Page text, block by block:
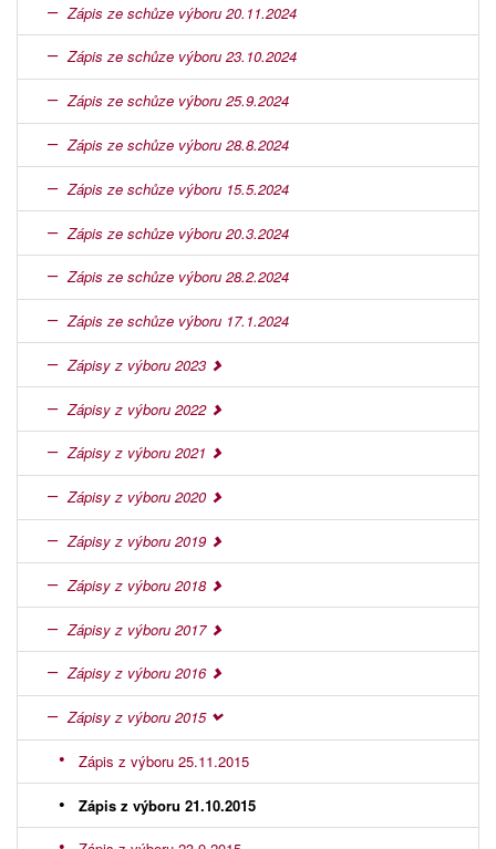
Zápis ze schůze výboru 20.11.2024
Zápis ze schůze výboru 23.10.2024
Zápis ze schůze výboru 25.9.2024
Zápis ze schůze výboru 28.8.2024
Zápis ze schůze výboru 15.5.2024
Zápis ze schůze výboru 20.3.2024
Zápis ze schůze výboru 28.2.2024
Zápis ze schůze výboru 17.1.2024
Zápisy z výboru 2023
Zápisy z výboru 2022
Zápisy z výboru 2021
Zápisy z výboru 2020
Zápisy z výboru 2019
Zápisy z výboru 2018
Zápisy z výboru 2017
Zápisy z výboru 2016
Zápisy z výboru 2015
Zápis z výboru 25.11.2015
Zápis z výboru 21.10.2015